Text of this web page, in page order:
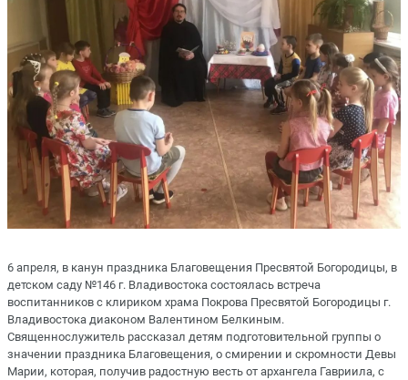
6 апреля, в канун праздника Благовещения Пресвятой Богородицы, в
детском саду №146 г. Владивостока состоялась встреча
воспитанников с клириком храма Покрова Пресвятой Богородицы г.
Владивостока диаконом Валентином Белкиным.
Священнослужитель рассказал детям подготовительной группы о
значении праздника Благовещения, о смирении и скромности Девы
Марии, которая, получив радостную весть от архангела Гавриила, с